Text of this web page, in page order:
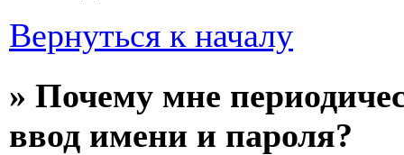
Вернуться к началу
» Почему мне
ввод имени и пароля?